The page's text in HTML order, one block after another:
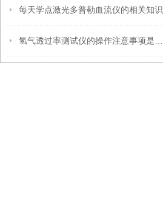
每天学点激光多普勒血流仪的相关知识